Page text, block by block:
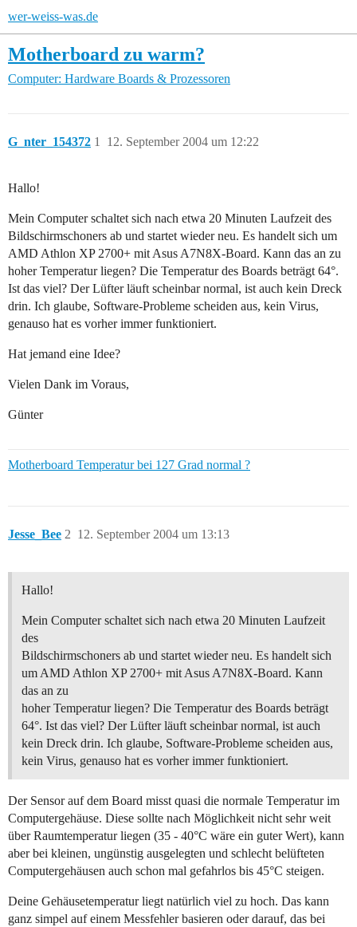
wer-weiss-was.de
Motherboard zu warm?
Computer: Hardware Boards & Prozessoren
G_nter_154372 12. September 2004 um 12:22
1
Hallo!
Mein Computer schaltet sich nach etwa 20 Minuten Laufzeit des
Bildschirmschoners ab und startet wieder neu. Es handelt sich um
AMD Athlon XP 2700+ mit Asus A7N8X-Board. Kann das an zu
hoher Temperatur liegen? Die Temperatur des Boards beträgt 64°.
Ist das viel? Der Lüfter läuft scheinbar normal, ist auch kein Dreck
drin. Ich glaube, Software-Probleme scheiden aus, kein Virus,
genauso hat es vorher immer funktioniert.
Hat jemand eine Idee?
Vielen Dank im Voraus,
Günter
Motherboard Temperatur bei 127 Grad normal ?
Jesse_Bee 12. September 2004 um 13:13
2
Hallo!
Mein Computer schaltet sich nach etwa 20 Minuten Laufzeit
des
Bildschirmschoners ab und startet wieder neu. Es handelt sich
um AMD Athlon XP 2700+ mit Asus A7N8X-Board. Kann
das an zu
hoher Temperatur liegen? Die Temperatur des Boards beträgt
64°. Ist das viel? Der Lüfter läuft scheinbar normal, ist auch
kein Dreck drin. Ich glaube, Software-Probleme scheiden aus,
kein Virus, genauso hat es vorher immer funktioniert.
Der Sensor auf dem Board misst quasi die normale Temperatur im
Computergehäuse. Diese sollte nach Möglichkeit nicht sehr weit
über Raumtemperatur liegen (35 - 40°C wäre ein guter Wert), kann
aber bei kleinen, ungünstig ausgelegten und schlecht belüfteten
Computergehäusen auch schon mal gefahrlos bis 45°C steigen.
Deine Gehäusetemperatur liegt natürlich viel zu hoch. Das kann
ganz simpel auf einem Messfehler basieren oder darauf, das bei